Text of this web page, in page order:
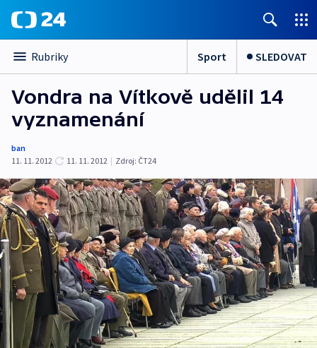
Rubriky Sport SLEDOVAT
Vondra na Vítkově udělil 14
vyznamenání
ban
11. 11. 2012
11. 11. 2012 | Zdroj: ČT24